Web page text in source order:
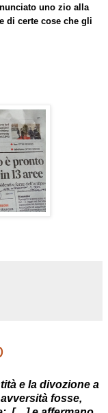
uno zio alla
di certe cose che gli
e la divozione a
fosse,